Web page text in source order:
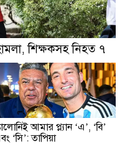
শিক্ষকসহ নিহত ৭
আমার প্ল্যান ‘এ’, ‘বি’
‘সি’: তাপিয়া